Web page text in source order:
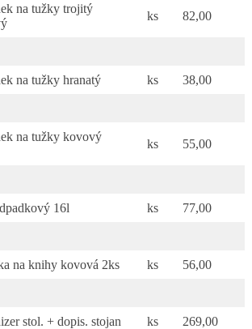
na tužky trojitý
ks 82,00
na tužky hranatý ks 38,00
na tužky kovový
ks 55,00
16l ks 77,00
na knihy kovová 2ks ks 56,00
stol. + dopis. stojan ks 269,00